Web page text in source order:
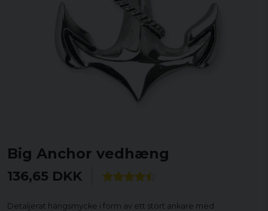
Big Anchor vedhæng
136,65 DKK
Detaljerat hängsmycke i form av ett stort ankare med